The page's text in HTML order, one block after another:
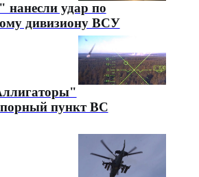
удар по
дивизиону ВСУ
пункт ВС